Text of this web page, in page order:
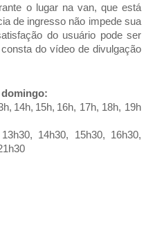
o lugar na van, que está
de ingresso não impede sua
do usuário pode ser
do vídeo de divulgação
domingo:
14h, 15h, 16h, 17h, 18h, 19h
14h30, 15h30, 16h30,